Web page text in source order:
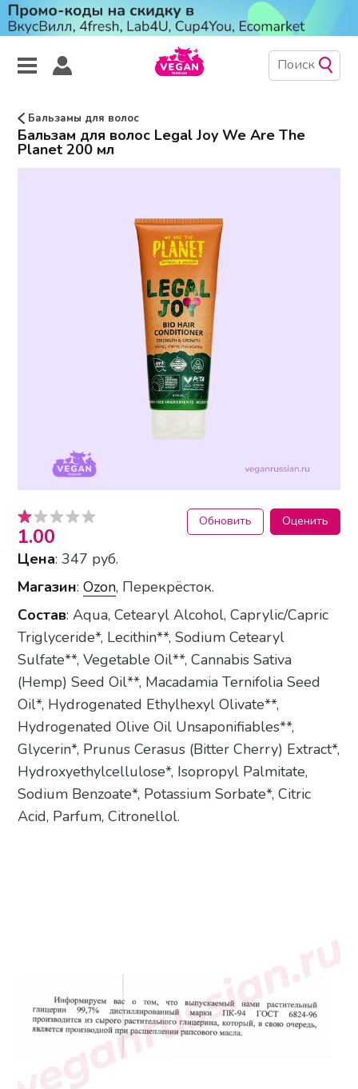
Бальзамы для волос
Бальзам для волос Legal Joy We Are The
Planet 200 мл
1.00
Обновить Оценить
Цена: 347 руб.
Магазин:Ozon, Перекрёсток.
Состав: Aqua, Cetearyl Alcohol, Caprylic/Capric
Triglyceride*, Lecithin**, Sodium Cetearyl
Sulfate**, Vegetable Oil**, Cannabis Sativa
(Hemp) Seed Oil**, Macadamia Ternifolia Seed
Oil*, Hydrogenated Ethylhexyl Olivate**,
Hydrogenated Olive Oil Unsaponifiables**,
Glycerin*, Prunus Cerasus (Bitter Cherry) Extract*,
Hydroxyethylcellulose*, Isopropyl Palmitate,
Sodium Benzoate*, Potassium Sorbate*, Citric
Acid, Parfum, Citronellol.